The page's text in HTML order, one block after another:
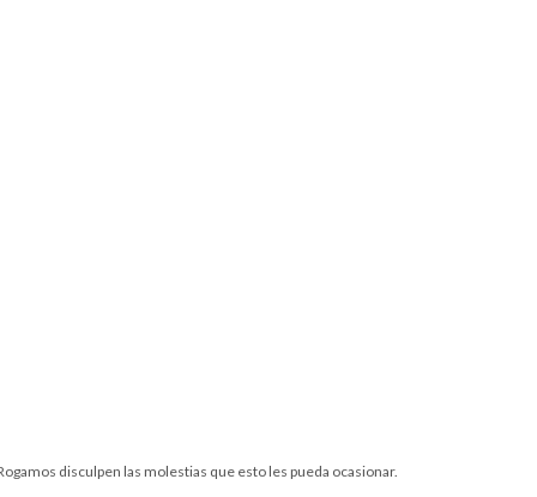
disculpen las molestias que esto les pueda ocasionar.